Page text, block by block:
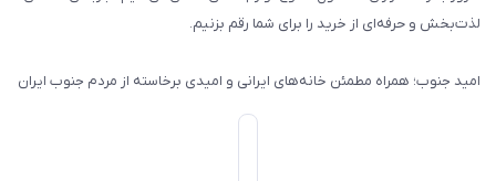
لذت‌بخش و حرفه‌ای از خرید را برای شما رقم بزنیم.
امید جنوب؛ همراه مطمئن خانه‌های ایرانی و امیدی برخاسته از مردم جنوب ایران